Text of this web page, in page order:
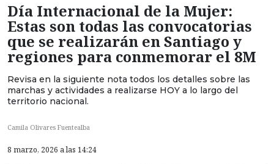
Día Internacional de la Mujer:
Estas son todas las convocatorias
que se realizarán en Santiago y
regiones para conmemorar el 8M
Revisa en la siguiente nota todos los detalles sobre las
marchas y actividades a realizarse HOY a lo largo del
territorio nacional.
Camila Olivares Fuentealba
8 marzo, 2026 a las 14:24